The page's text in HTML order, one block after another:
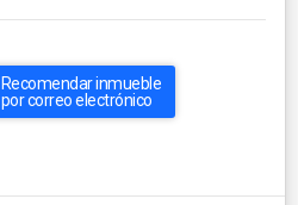
Recomendar inmueble
por correo electrónico